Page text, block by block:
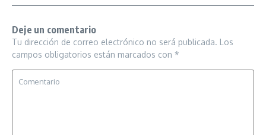
Deje un comentario
Tu dirección de correo electrónico no será publicada. Los
campos obligatorios están marcados con *